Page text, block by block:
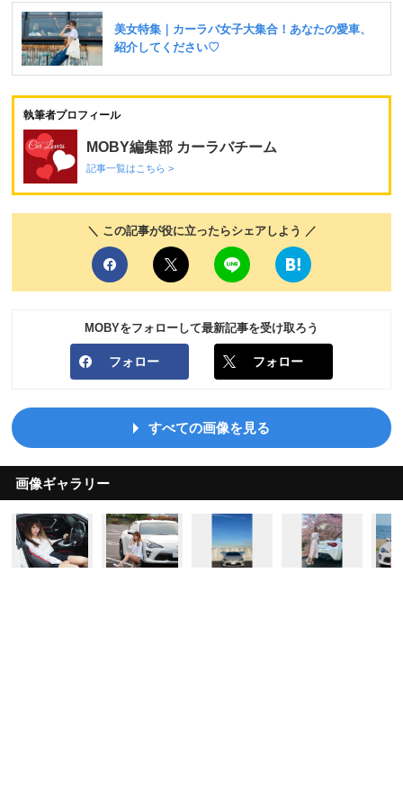
執筆者プロフィール
MOBY編集部 カーラバチーム
記事一覧はこちら >
＼ この記事が役に立ったらシェアしよう ／
MOBYをフォローして最新記事を受け取ろう
フォロー フォロー
すべての画像を見る
画像ギャラリー